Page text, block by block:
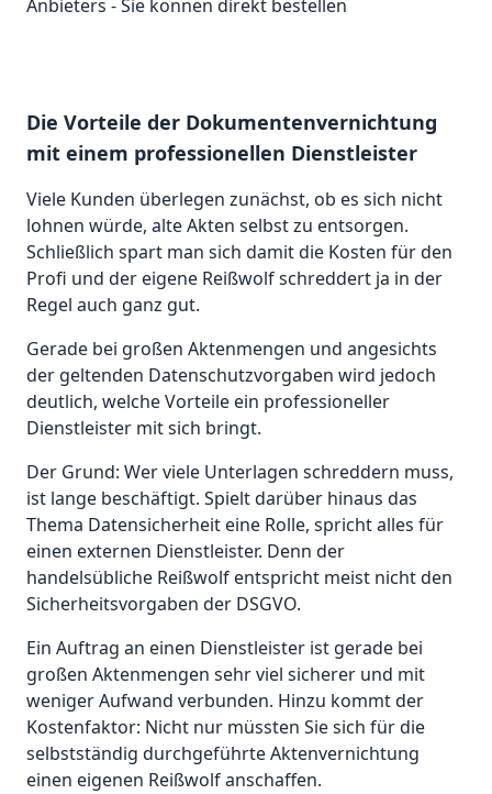
Anbieters - Sie können direkt bestellen
Die Vorteile der Dokumentenvernichtung
mit einem professionellen Dienstleister
Viele Kunden überlegen zunächst, ob es sich nicht
lohnen würde, alte Akten selbst zu entsorgen.
Schließlich spart man sich damit die Kosten für den
Profi und der eigene Reißwolf schreddert ja in der
Regel auch ganz gut.
Gerade bei großen Aktenmengen und angesichts
der geltenden Datenschutzvorgaben wird jedoch
deutlich, welche Vorteile ein professioneller
Dienstleister mit sich bringt.
Der Grund: Wer viele Unterlagen schreddern muss,
ist lange beschäftigt. Spielt darüber hinaus das
Thema Datensicherheit eine Rolle, spricht alles für
einen externen Dienstleister. Denn der
handelsübliche Reißwolf entspricht meist nicht den
Sicherheitsvorgaben der DSGVO.
Ein Auftrag an einen Dienstleister ist gerade bei
großen Aktenmengen sehr viel sicherer und mit
weniger Aufwand verbunden. Hinzu kommt der
Kostenfaktor: Nicht nur müssten Sie sich für die
selbstständig durchgeführte Aktenvernichtung
einen eigenen Reißwolf anschaffen.